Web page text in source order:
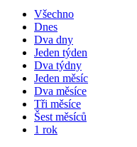
Všechno
Dnes
Dva dny
Jeden týden
Dva týdny
Jeden měsíc
Dva měsíce
Tři měsíce
Šest měsíců
1 rok